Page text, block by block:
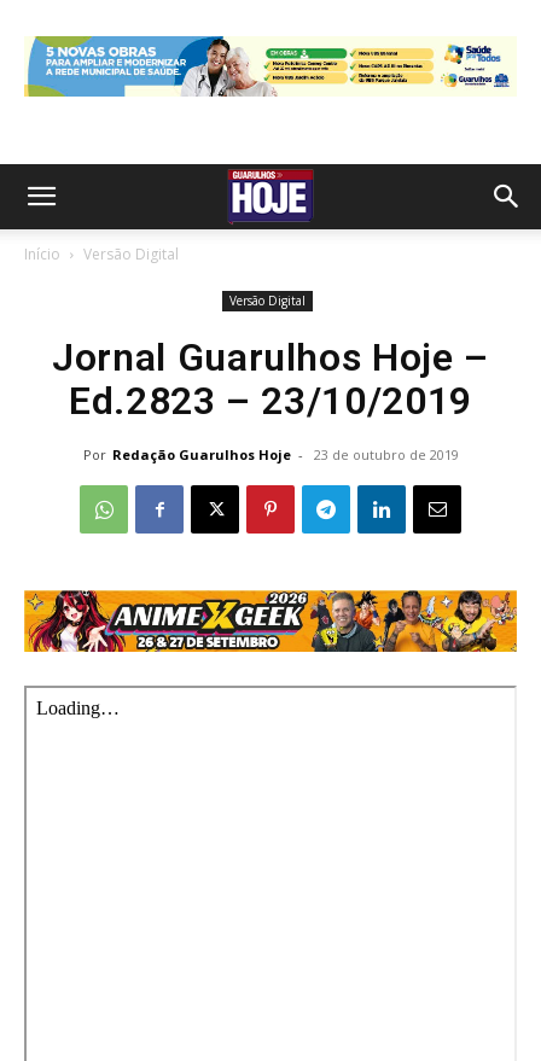
Início Versão Digital
Versão Digital
Jornal Guarulhos Hoje –
Ed.2823 – 23/10/2019
Por Redação Guarulhos Hoje - 23 de outubro de 2019